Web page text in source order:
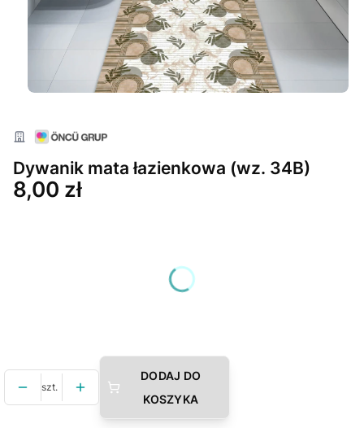
Dywanik mata łazienkowa (wz. 34B)
Cena
8,00 zł
szt.
DODAJ DO
KOSZYKA